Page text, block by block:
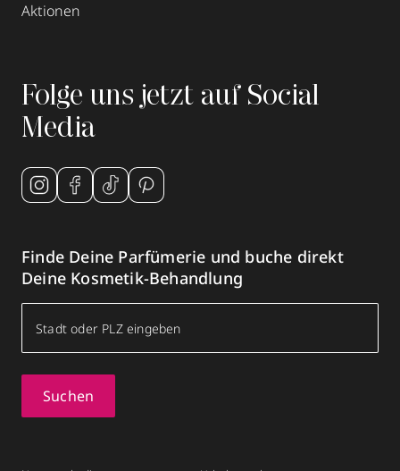
Aktionen
Folge uns jetzt auf Social
Media
Finde Deine Parfümerie und buche direkt
Deine Kosmetik-Behandlung
Suchen